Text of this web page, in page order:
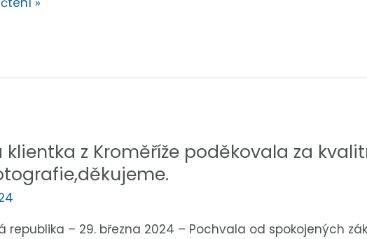
klientka z Kroměříže poděkovala za
republika – 29. března 2024 – Pochvala od spokojených